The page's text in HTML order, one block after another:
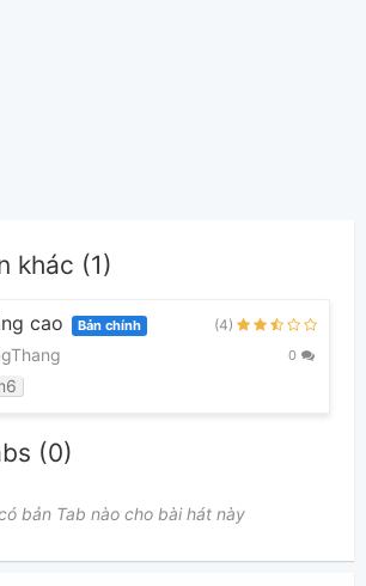
khác (1)
cao Bản chính (4)
0
(0)
bản Tab nào cho bài hát này